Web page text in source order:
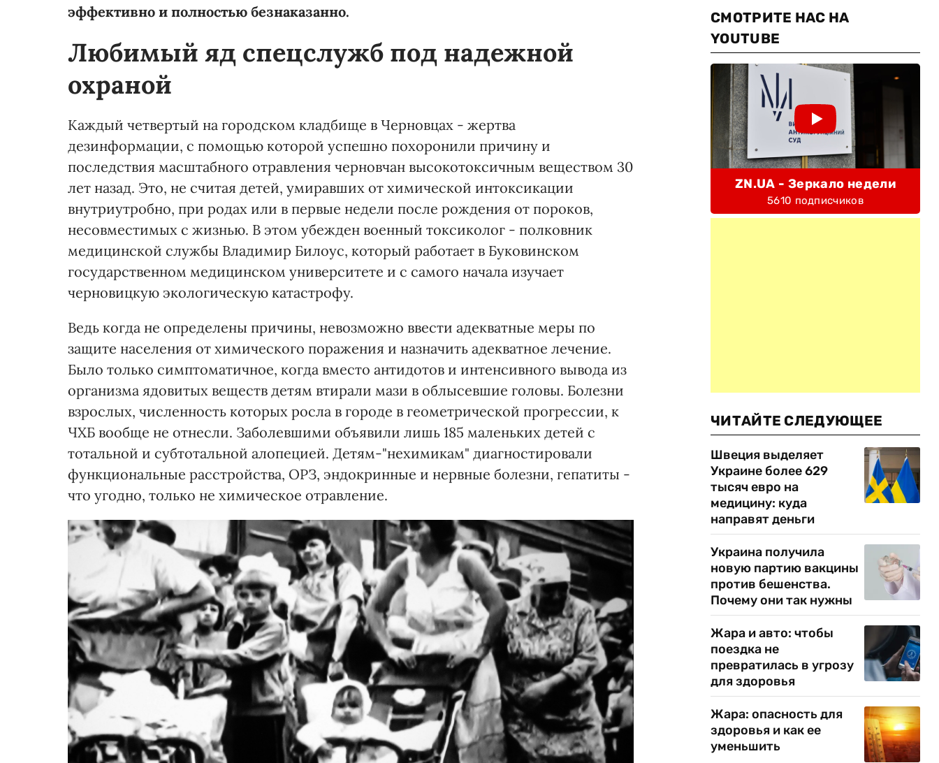
эффективно и полностью безнаказанно.
Любимый яд спецслужб под надежной
охраной
Каждый четвертый на городском кладбище в Черновцах - жертва
дезинформации, с помощью которой успешно похоронили причину и
последствия масштабного отравления черновчан высокотоксичным веществом 30
лет назад. Это, не считая детей, умиравших от химической интоксикации
внутриутробно, при родах или в первые недели после рождения от пороков,
несовместимых с жизнью. В этом убежден военный токсиколог - полковник
медицинской службы Владимир Билоус, который работает в Буковинском
государственном медицинском университете и с самого начала изучает
черновицкую экологическую катастрофу.
Ведь когда не определены причины, невозможно ввести адекватные меры по
защите населения от химического поражения и назначить адекватное лечение.
Было только симптоматичное, когда вместо антидотов и интенсивного вывода из
организма ядовитых веществ детям втирали мази в облысевшие головы. Болезни
взрослых, численность которых росла в городе в геометрической прогрессии, к
ЧХБ вообще не отнесли. Заболевшими объявили лишь 185 маленьких детей с
тотальной и субтотальной алопецией. Детям-"нехимикам" диагностировали
функциональные расстройства, ОРЗ, эндокринные и нервные болезни, гепатиты -
что угодно, только не химическое отравление.
СМОТРИТЕ НАС НА
YOUTUBE
ZN.UA - Зеркало недели
5610 подписчиков
ЧИТАЙТЕ СЛЕДУЮЩЕЕ
Швеция выделяет
Украине более 629
тысяч евро на
медицину: куда
направят деньги
Украина получила
новую партию вакцины
против бешенства.
Почему они так нужны
Жара и авто: чтобы
поездка не
превратилась в угрозу
для здоровья
Жара: опасность для
здоровья и как ее
уменьшить